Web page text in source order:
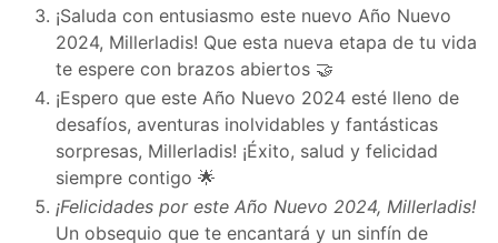
¡Saluda con entusiasmo este nuevo Año Nuevo
2024, Millerladis! Que esta nueva etapa de tu vida
te espere con brazos abiertos 🤝
¡Espero que este Año Nuevo 2024 esté lleno de
desafíos, aventuras inolvidables y fantásticas
sorpresas, Millerladis! ¡Éxito, salud y felicidad
siempre contigo 🌟
¡Felicidades por este Año Nuevo 2024, Millerladis!
Un obsequio que te encantará y un sinfín de